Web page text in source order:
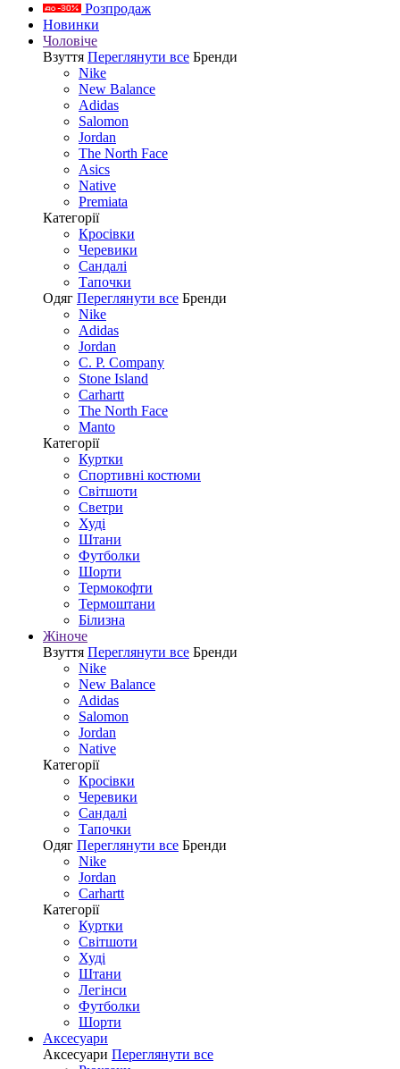
Розпродаж
Новинки
Чоловіче
Взуття Переглянути все Бренди
Nike
New Balance
Adidas
Salomon
Jordan
The North Face
Asics
Native
Premiata
Категорії
Кросівки
Черевики
Сандалі
Tапочки
Одяг Переглянути все Бренди
Nike
Adidas
Jordan
C. P. Company
Stone Island
Carhartt
The North Face
Manto
Категорії
Куртки
Спортивні костюми
Світшоти
Светри
Худі
Штани
Футболки
Шорти
Термокофти
Термоштани
Білизна
Жіноче
Взуття Переглянути все Бренди
Nike
New Balance
Adidas
Salomon
Jordan
Native
Категорії
Кросівки
Черевики
Сандалі
Tапочки
Одяг Переглянути все Бренди
Nike
Jordan
Carhartt
Категорії
Куртки
Світшоти
Худі
Штани
Легінси
Футболки
Шорти
Аксесуари
Аксесуари Переглянути все